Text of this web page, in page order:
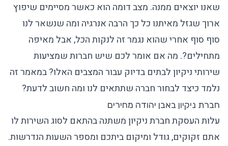
שאנו יוצאים ממנה. מצב דומה הוא כאשר מסיימים שיפוץ
ארוך שגזל מאיתנו כל כך הרבה אנרגיה ומה שנשאר לנו
סוף סוף אחרי שהוא נגמר זה לנקות הכל, אבל מאיפה
מתחילים?. מה אם אומר לכם שיש חברות שמציעות
שירותי ניקיון לבתים בדיוק עבור המצבים האלו? במאמר זה
נלמד כיצד לבחור חברה שתתאים לנו ומה חשוב לדעת?
חברת ניקיון באבן יהודה מחירים
עלות העסקת חברת ניקיון משתנה בהתאם לסוג השירות לו
אתם זקוקים, גודל ומיקום ביתכם ומספר השעות הנדרשות.